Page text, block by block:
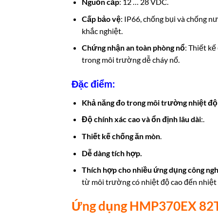
Cấp bảo vệ: IP66, chống bụi và chống
khắc nghiệt.
Chứng nhận an toàn phòng nổ: Thiết kế
trong môi trường dễ cháy nổ.
Đặc điểm:
Khả năng đo trong môi trường nhiệt độ
Độ chính xác cao và ổn định lâu dài:.
Thiết kế chống ăn mòn.
Dễ dàng tích hợp.
Thích hợp cho nhiều ứng dụng công
từ môi trường có nhiệt độ cao đến nhiệt
Ứng dụng HMP370EX